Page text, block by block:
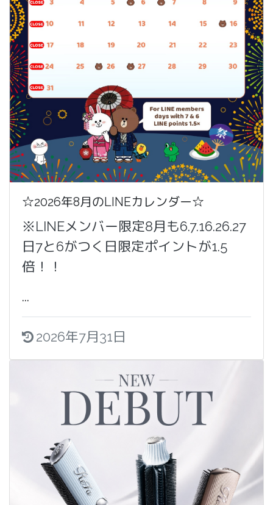
☆2026年8月のLINEカレンダー☆
※LINEメンバー限定8月も6.7.16.26.27
日7と6がつく日限定ポイントが1.5
倍！！
...
2026年7月31日